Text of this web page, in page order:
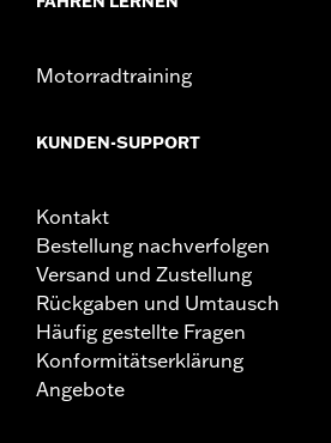
In Einheiten erhältlich:
In der Box:Lenker und
Maßeinheit Erhöhung:
Maßeinheit von einem Ende zum
NOTIZEN:Der Einbau einiger Lenker
bestimmten Modellen eine
und/oder Gaszuges sowie
erfordern. In vielen Ländern
gesetzlich geregelt.
örtlichen Gesetze, um
Motorrad die geltenden
Motorradtraining
KUNDEN-SUPPORT
Kontakt
Bestellung nachverfolgen
Versand und Zustellung
Rückgaben und Umtausch
Häufig gestellte Fragen
Konformitätserklärung
Angebote